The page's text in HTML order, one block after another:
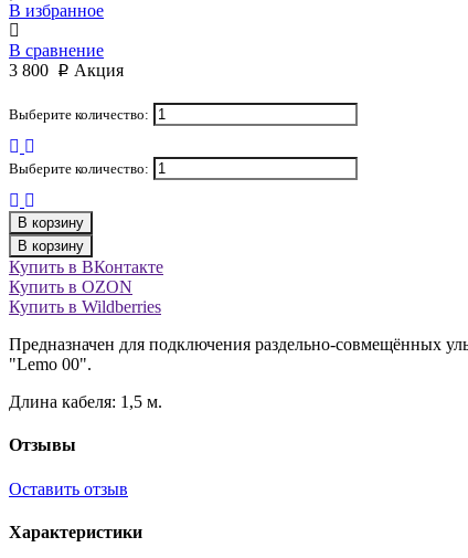
В избранное
В сравнение
3 800 p Акция
Выберите количество:
Выберите количество:
В корзину
В корзину
Купить в ВКонтакте
Купить в OZON
Купить в Wildberries
Предназначен для подключения раздельно-совмещённых
"Lemo 00".
Длина кабеля: 1,5 м.
Отзывы
Оставить отзыв
Характеристики